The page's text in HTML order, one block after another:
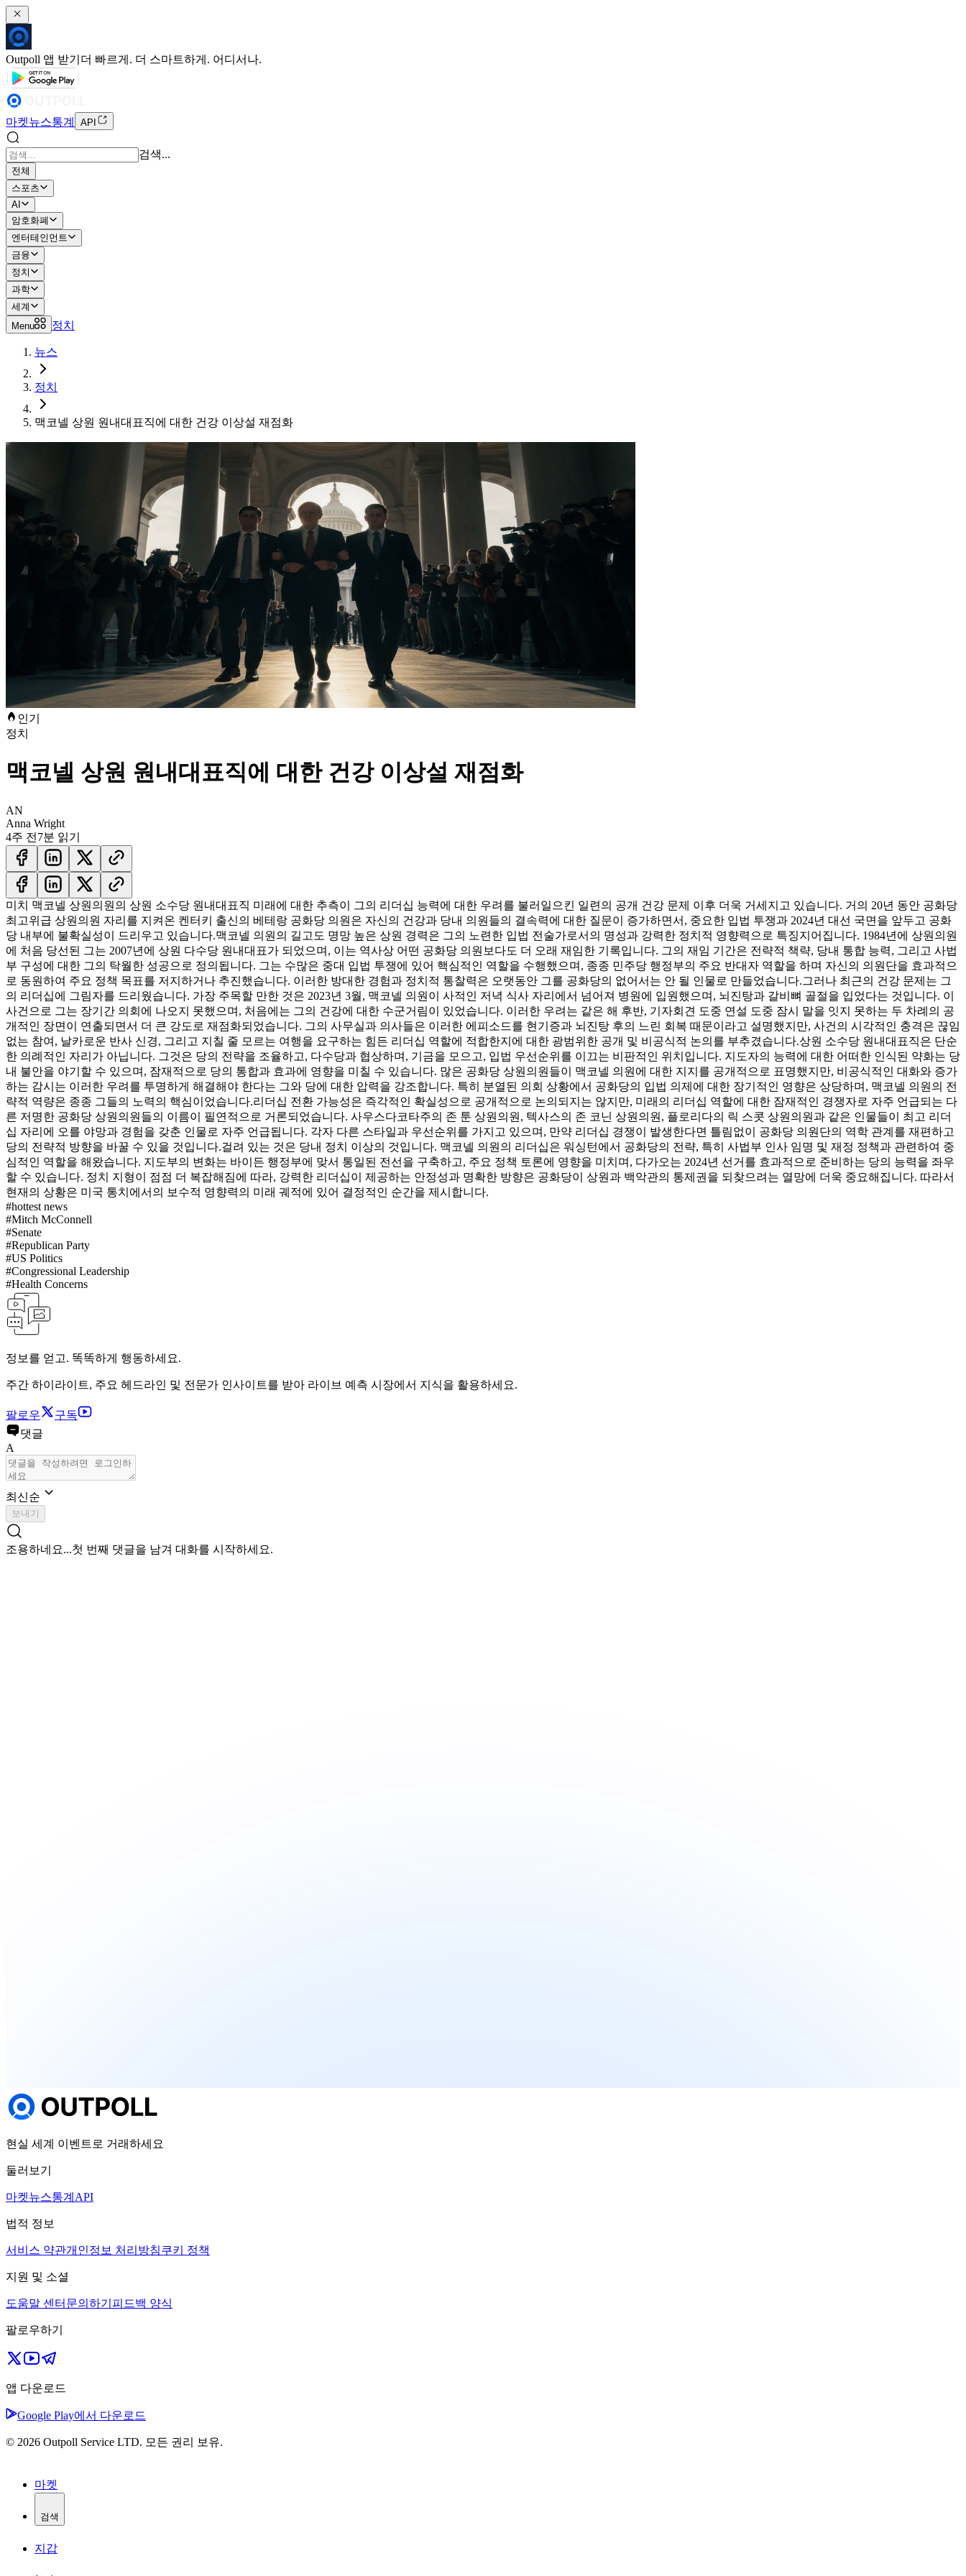
Outpoll 앱 받기 더 빠르게. 더 스마트하게. 어디서나.
마켓뉴스통계 API
검색...
전체
스포츠
AI
암호화폐
엔터테인먼트
금융
정치
과학
세계
Menu
정치
뉴스
정치
맥코넬 상원 원내대표직에 대한 건강 이상설 재점화
인기
정치
맥코넬 상원 원내대표직에 대한 건강 이상설 재점화
AN
Anna Wright
4주 전 7분 읽기
미치 맥코넬 상원의원의 상원 소수당 원내대표직 미래에 대한 추측이 그의 리더십 능력에 대한 우려를 불러일으킨 일련의 공개 건강 문제 이후 더욱 거세지고 있습니다. 거의 20년 동안 공화당
최고위급 상원의원 자리를 지켜온 켄터키 출신의 베테랑 공화당 의원은 자신의 건강과 당내 의원들의 결속력에 대한 질문이 증가하면서, 중요한 입법 투쟁과 2024년 대선 국면을 앞두고 공화
당 내부에 불확실성이 드리우고 있습니다.맥코넬 의원의 길고도 명망 높은 상원 경력은 그의 노련한 입법 전술가로서의 명성과 강력한 정치적 영향력으로 특징지어집니다. 1984년에 상원의원
에 처음 당선된 그는 2007년에 상원 다수당 원내대표가 되었으며, 이는 역사상 어떤 공화당 의원보다도 더 오래 재임한 기록입니다. 그의 재임 기간은 전략적 책략, 당내 통합 능력, 그리고 사법
부 구성에 대한 그의 탁월한 성공으로 정의됩니다. 그는 수많은 중대 입법 투쟁에 있어 핵심적인 역할을 수행했으며, 종종 민주당 행정부의 주요 반대자 역할을 하며 자신의 의원단을 효과적으
로 동원하여 주요 정책 목표를 저지하거나 추진했습니다. 이러한 방대한 경험과 정치적 통찰력은 오랫동안 그를 공화당의 없어서는 안 될 인물로 만들었습니다.그러나 최근의 건강 문제는 그
의 리더십에 그림자를 드리웠습니다. 가장 주목할 만한 것은 2023년 3월, 맥코넬 의원이 사적인 저녁 식사 자리에서 넘어져 병원에 입원했으며, 뇌진탕과 갈비뼈 골절을 입었다는 것입니다. 이
사건으로 그는 장기간 의회에 나오지 못했으며, 처음에는 그의 건강에 대한 수군거림이 있었습니다. 이러한 우려는 같은 해 후반, 기자회견 도중 연설 도중 잠시 말을 잇지 못하는 두 차례의 공
개적인 장면이 연출되면서 더 큰 강도로 재점화되었습니다. 그의 사무실과 의사들은 이러한 에피소드를 현기증과 뇌진탕 후의 느린 회복 때문이라고 설명했지만, 사건의 시각적인 충격은 끊임
없는 참여, 날카로운 반사 신경, 그리고 지칠 줄 모르는 여행을 요구하는 힘든 리더십 역할에 적합한지에 대한 광범위한 공개 및 비공식적 논의를 부추겼습니다.상원 소수당 원내대표직은 단순
한 의례적인 자리가 아닙니다. 그것은 당의 전략을 조율하고, 다수당과 협상하며, 기금을 모으고, 입법 우선순위를 이끄는 비판적인 위치입니다. 지도자의 능력에 대한 어떠한 인식된 약화는 당
내 불안을 야기할 수 있으며, 잠재적으로 당의 통합과 효과에 영향을 미칠 수 있습니다. 많은 공화당 상원의원들이 맥코넬 의원에 대한 지지를 공개적으로 표명했지만, 비공식적인 대화와 증가
하는 감시는 이러한 우려를 투명하게 해결해야 한다는 그와 당에 대한 압력을 강조합니다. 특히 분열된 의회 상황에서 공화당의 입법 의제에 대한 장기적인 영향은 상당하며, 맥코넬 의원의 전
략적 역량은 종종 그들의 노력의 핵심이었습니다.리더십 전환 가능성은 즉각적인 확실성으로 공개적으로 논의되지는 않지만, 미래의 리더십 역할에 대한 잠재적인 경쟁자로 자주 언급되는 다
른 저명한 공화당 상원의원들의 이름이 필연적으로 거론되었습니다. 사우스다코타주의 존 툰 상원의원, 텍사스의 존 코닌 상원의원, 플로리다의 릭 스콧 상원의원과 같은 인물들이 최고 리더
십 자리에 오를 야망과 경험을 갖춘 인물로 자주 언급됩니다. 각자 다른 스타일과 우선순위를 가지고 있으며, 만약 리더십 경쟁이 발생한다면 틀림없이 공화당 의원단의 역학 관계를 재편하고
당의 전략적 방향을 바꿀 수 있을 것입니다.걸려 있는 것은 당내 정치 이상의 것입니다. 맥코넬 의원의 리더십은 워싱턴에서 공화당의 전략, 특히 사법부 인사 임명 및 재정 정책과 관련하여 중
심적인 역할을 해왔습니다. 지도부의 변화는 바이든 행정부에 맞서 통일된 전선을 구축하고, 주요 정책 토론에 영향을 미치며, 다가오는 2024년 선거를 효과적으로 준비하는 당의 능력을 좌우
할 수 있습니다. 정치 지형이 점점 더 복잡해짐에 따라, 강력한 리더십이 제공하는 안정성과 명확한 방향은 공화당이 상원과 백악관의 통제권을 되찾으려는 열망에 더욱 중요해집니다. 따라서
현재의 상황은 미국 통치에서의 보수적 영향력의 미래 궤적에 있어 결정적인 순간을 제시합니다.
#hottest news
#Mitch McConnell
#Senate
#Republican Party
#US Politics
#Congressional Leadership
#Health Concerns
정보를 얻고. 똑똑하게 행동하세요.
주간 하이라이트, 주요 헤드라인 및 전문가 인사이트를 받아 라이브 예측 시장에서 지식을 활용하세요.
팔로우
구독
댓글
A
최신순
보내기
조용하네요...첫 번째 댓글을 남겨 대화를 시작하세요.
현실 세계 이벤트로 거래하세요
둘러보기
마켓뉴스통계 API
법적 정보
서비스 약관개인정보 처리방침쿠키 정책
지원 및 소셜
도움말 센터 문의하기 피드백 양식
팔로우하기
앱 다운로드
Google Play에서 다운로드
© 2026 Outpoll Service LTD. 모든 권리 보유.
마켓
검색
지갑